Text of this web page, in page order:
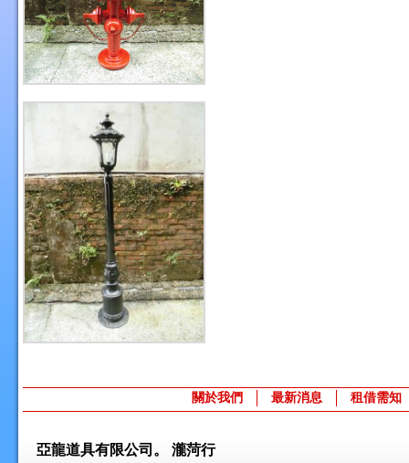
關於我們 最新消息 租借需知
亞龍道具有限公司。 瀧菏行